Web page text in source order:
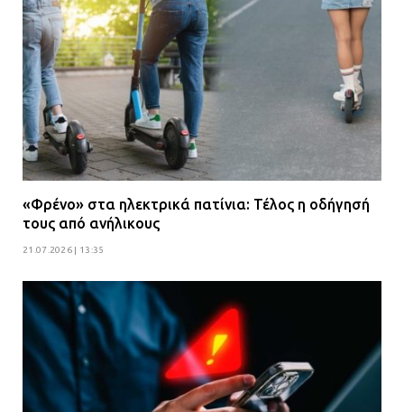
τον ειδικό σκύλο
07.07.2026 | 09:56
Βούλα: Κραυγή αγωνίας από
κατοίκους για την οδό Άρεως –
«Τρέχουν με 90 χλμ. μέσα στη
γειτονιά»
07.07.2026 | 09:48
«Φρένο» στα ηλεκτρικά πατίνια: Τέλος η οδήγησή
τους από ανήλικους
21.07.2026 | 13:35